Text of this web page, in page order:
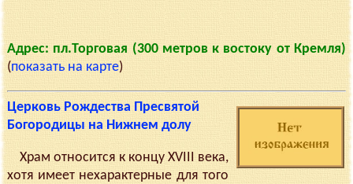
Адрес: пл.Торговая (300 метров к востоку от Кремля)
(показать на карте)
Церковь Рождества Пресвятой
Богородицы на Нижнем долу
Храм относится к концу XVIII века,
хотя имеет нехарактерные для того